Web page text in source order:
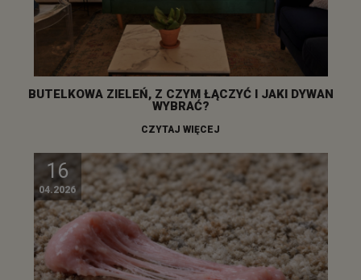
BUTELKOWA ZIELEŃ, Z CZYM ŁĄCZYĆ I JAKI DYWAN
WYBRAĆ?
CZYTAJ WIĘCEJ
16
04.2026